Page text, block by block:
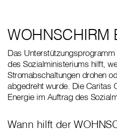
WOHNSCHIRM
Das Unterstützungsprogramm
des Sozialministeriums hilft,
Stromabschaltungen drohen
abgedreht wurde. Die Caritas
Energie im Auftrag des
Wann hilft der